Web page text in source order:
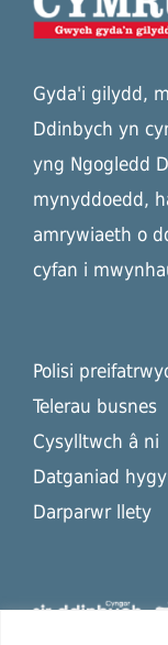
Gyda'i gilydd,
Ddinbych yn
yng Ngogledd
mynyddoedd,
amrywiaeth o
cyfan i
Polisi
Telerau busnes
Cysylltwch â ni
Datganiad
Darparwr llety